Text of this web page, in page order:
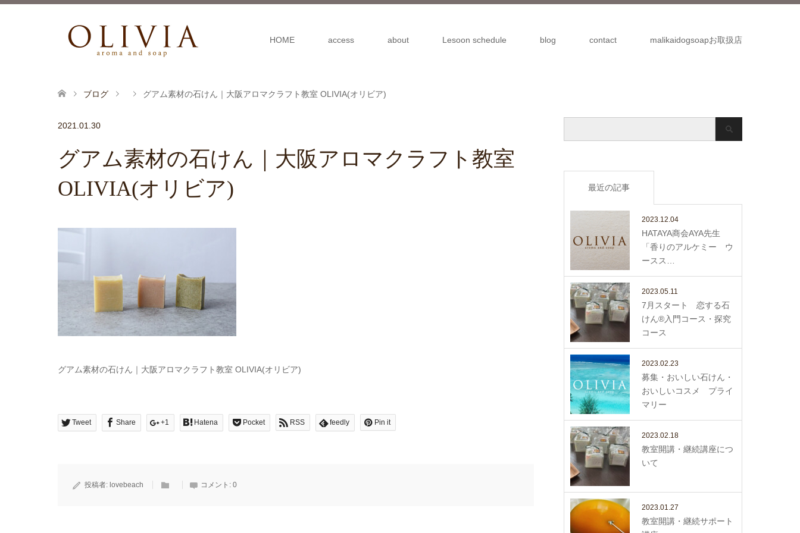
HOME access about Lesoon schedule blog contact malikaidogsoapお取扱店
ブログ グアム素材の石けん｜大阪アロマクラフト教室 OLIVIA(オリビア)
2021.01.30
グアム素材の石けん｜大阪アロマクラフト教室
OLIVIA(オリビア)
グアム素材の石けん｜大阪アロマクラフト教室 OLIVIA(オリビア)
Tweet Share +1 Hatena Pocket RSS feedly Pin it
投稿者: lovebeach コメント: 0
最近の記事
2023.12.04
HATAYA商会AYA先生
「香りのアルケミー ウ
ースス…
2023.05.11
7月スタート 恋する石
けん®入門コース・探究
コース
2023.02.23
募集・おいしい石けん・
おいしいコスメ プライ
マリー
2023.02.18
教室開講・継続講座につ
いて
2023.01.27
教室開講・継続サポート